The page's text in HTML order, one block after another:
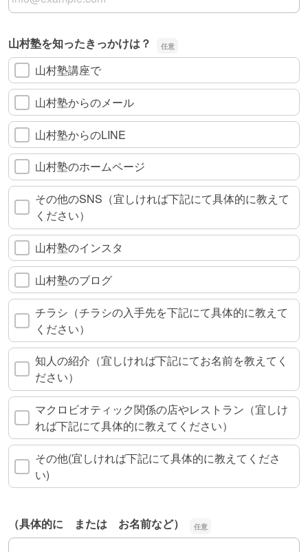
山村塾を知ったきっかけは？
山村塾講座で
山村塾からのメール
山村塾からのLINE
山村塾のホームページ
その他のSNS（宜しければ下記にて具体的に教えて
ください）
山村塾のインスタ
山村塾のブログ
チラシ（チラシの入手先を下記にて具体的に教えて
ください）
知人の紹介（宜しければ下記にてお名前を教えてく
ださい）
マクロビオティック関係の店やレストラン（宜しけ
れば下記にて具体的に教えてください）
その他(宜しければ下記にて具体的に教えてくださ
い)
（具体的に または お名前など）
（具体的に または お名前など）